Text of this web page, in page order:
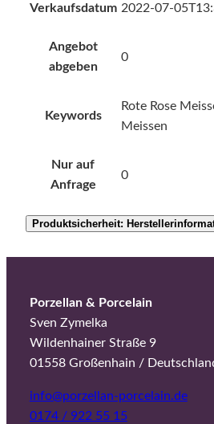
Verkaufsdatum 2022-07-
Angebot
abgeben
0
Keywords
Rote Rose
Meissen
Nur auf
Anfrage
0
Produktsicherheit:
Porzellan & Porcelain
Sven Zymelka
Wildenhainer Straße 9
01558 Großenhain /
info@porzellan-porcelain.de
0174 / 922 55 15